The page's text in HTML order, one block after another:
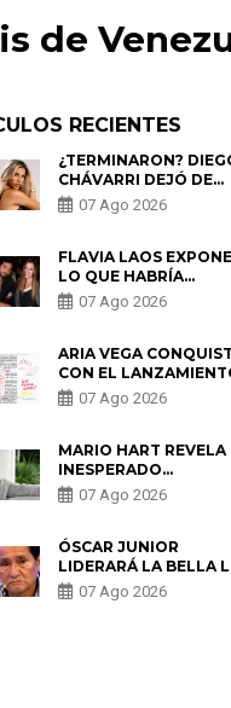
de
RECIENTES
¿TERMINARON?
CHÁVARRI DEJÓ DE
SEGUIR A GABRIELA
HERRERA Y ANUNCIA
07 Ago 2026
FLAVIA LAOS EXPONE
LO QUE HABRÍA
BUSCADO PABLO
HEREDIA CON ALE
PARTES QUERÍA EL
REMEMBER”
07 Ago 2026
ARIA VEGA
CON EL
DE “TOTOTO (+4)”
07 Ago 2026
MARIO HART REVELA
INESPERADO
PROBLEMA DE SALUD
ANTES DE SEPARARSE
ENCONTRARON UN
TUMOR”
07 Ago 2026
ÓSCAR JUNIOR
LIDERARÁ LA BELLA
TRAS SALIDA DE SU
PADRE POR POLÉMICA
07 Ago 2026